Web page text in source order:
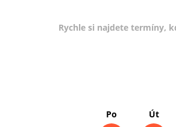
Rychle si najdete termíny,
Po
Út